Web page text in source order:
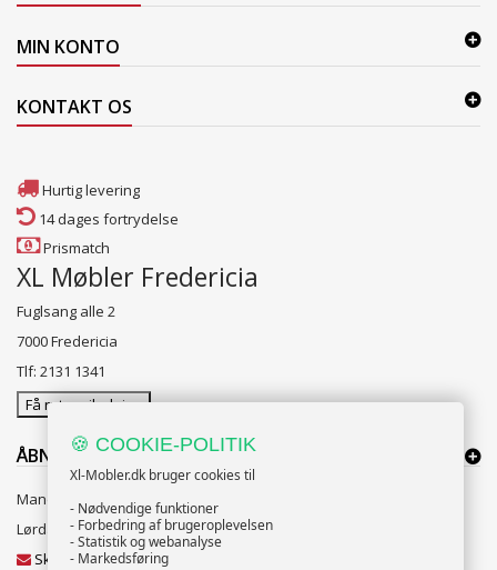
MIN KONTO
KONTAKT OS
Hurtig levering
14 dages fortrydelse
Prismatch
XL Møbler Fredericia
Fuglsang alle 2
7000 Fredericia
Tlf: 2131 1341
Få rutevejledning
ÅBNINGSTIDER:
Mandag til Fredag 10:00 til 18:00
Lørdag og Søndag 10:00 til 16:00
Skriv til vores kundeservice
🍪 COOKIE-POLITIK
Xl-Mobler.dk bruger cookies til
- Nødvendige funktioner
- Forbedring af brugeroplevelsen
- Statistik og webanalyse
- Markedsføring